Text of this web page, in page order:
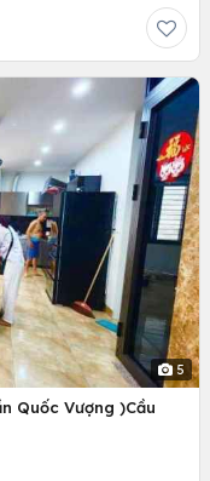
5
Quốc Vượng )Cầu